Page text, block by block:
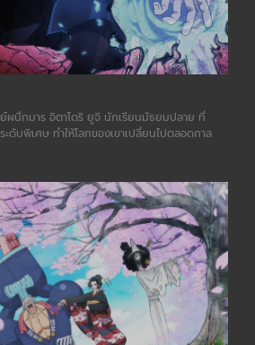
ผนึกมาร อิตาโดริ ยูจิ นักเรียนมัธยมปลาย ที่
ดับพิเศษ ทำให้โลกของเขาเปลี่ยนไปตลอดกาล